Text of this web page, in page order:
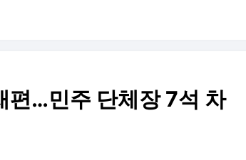
편…민주 단체장 7석 차